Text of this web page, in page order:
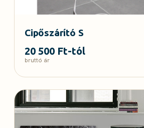
Cipőszárító S
20 500 Ft-tól
bruttó ár